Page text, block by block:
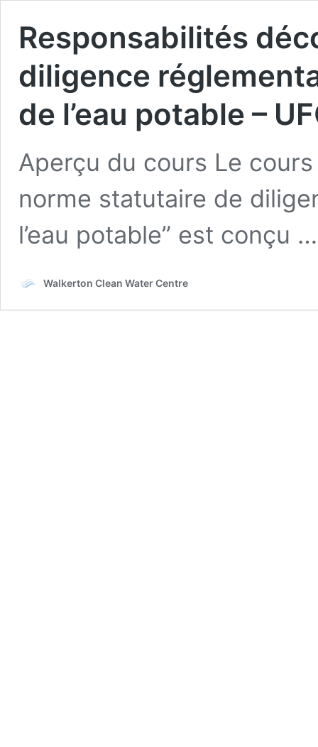
Responsabilités
diligence
de l’eau potable –
Aperçu du cours Le
norme statutaire de
l’eau potable” est conçu …
Walkerton Clean Water Centre